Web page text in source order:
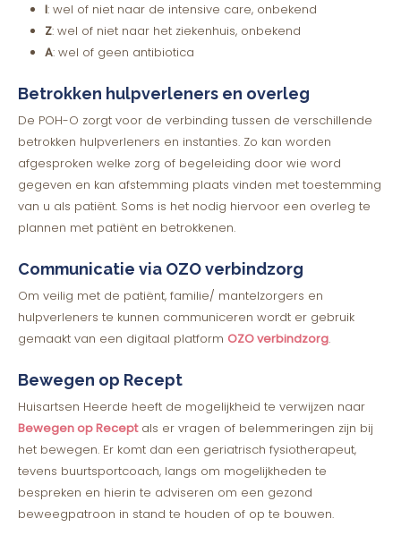
I: wel of niet naar de intensive care, onbekend
Z: wel of niet naar het ziekenhuis, onbekend
A: wel of geen antibiotica
Betrokken hulpverleners en overleg
De POH-O zorgt voor de verbinding tussen de verschillende
betrokken hulpverleners en instanties. Zo kan worden
afgesproken welke zorg of begeleiding door wie word
gegeven en kan afstemming plaats vinden met toestemming
van u als patiënt. Soms is het nodig hiervoor een overleg te
plannen met patiënt en betrokkenen.
Communicatie via OZO verbindzorg
Om veilig met de patiënt, familie/ mantelzorgers en
hulpverleners te kunnen communiceren wordt er gebruik
gemaakt van een digitaal platform OZO verbindzorg.
Bewegen op Recept
Huisartsen Heerde heeft de mogelijkheid te verwijzen naar
Bewegen op Receptals er vragen of belemmeringen zijn bij
het bewegen. Er komt dan een geriatrisch fysiotherapeut,
tevens buurtsportcoach, langs om mogelijkheden te
bespreken en hierin te adviseren om een gezond
beweegpatroon in stand te houden of op te bouwen.